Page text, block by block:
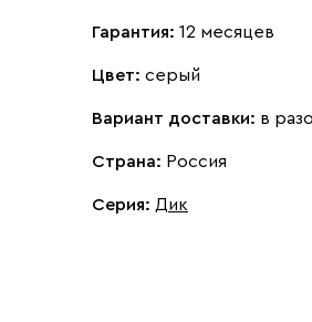
Гарантия: 12 месяцев
Цвет: серый
Вариант доставки: в
Страна: Россия
Серия: Дик